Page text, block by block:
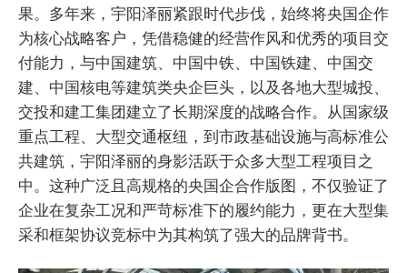
果。多年来，宇阳泽丽紧跟时代步伐，始终将央国企作
为核心战略客户，凭借稳健的经营作风和优秀的项目交
付能力，与中国建筑、中国中铁、中国铁建、中国交
建、中国核电等建筑类央企巨头，以及各地大型城投、
交投和建工集团建立了长期深度的战略合作。从国家级
重点工程、大型交通枢纽，到市政基础设施与高标准公
共建筑，宇阳泽丽的身影活跃于众多大型工程项目之
中。这种广泛且高规格的央国企合作版图，不仅验证了
企业在复杂工况和严苛标准下的履约能力，更在大型集
采和框架协议竞标中为其构筑了强大的品牌背书。